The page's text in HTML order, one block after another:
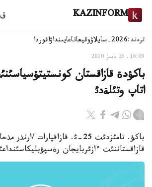
KAZINFORM
ترەند:2026-سايلاۋ وقيعاتاعايىنداۋاقوردا
16:09, 25 تامىز 2010
اتاپ وتئلةدئ
باكؤ. تامئزدئث 25-ئ. قازاقپارات /
قازاقستاننئث ءازئربايجان رةسپؤبليكاسئنداعئ